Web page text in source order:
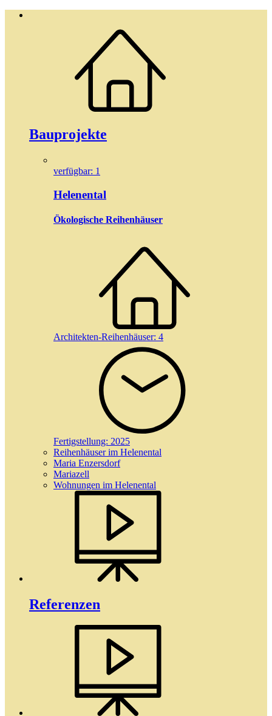
Bauprojekte
verfügbar: 1
Helenental
Ökologische Reihenhäuser
Architekten-Reihenhäuser: 4
Fertigstellung: 2025
Reihenhäuser im Helenental
Maria Enzersdorf
Mariazell
Wohnungen im Helenental
Referenzen